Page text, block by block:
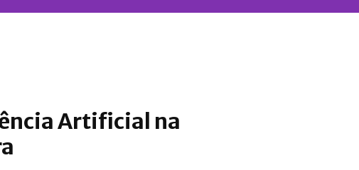
Artificial na